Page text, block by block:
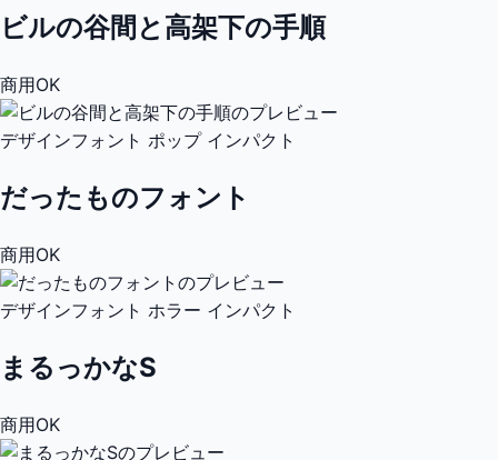
ビルの谷間と高架下の手順
商用OK
デザインフォント ポップ インパクト
だったものフォント
商用OK
デザインフォント ホラー インパクト
まるっかなS
商用OK